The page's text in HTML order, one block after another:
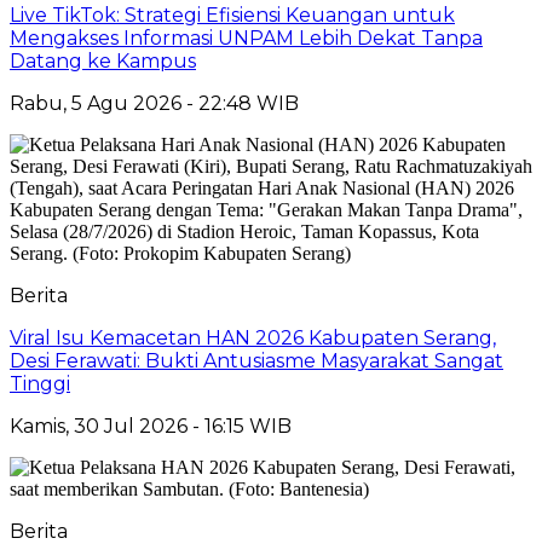
Live TikTok: Strategi Efisiensi Keuangan untuk
Mengakses Informasi UNPAM Lebih Dekat Tanpa
Datang ke Kampus
Rabu, 5 Agu 2026 - 22:48 WIB
Berita
Viral Isu Kemacetan HAN 2026 Kabupaten Serang,
Desi Ferawati: Bukti Antusiasme Masyarakat Sangat
Tinggi
Kamis, 30 Jul 2026 - 16:15 WIB
Berita